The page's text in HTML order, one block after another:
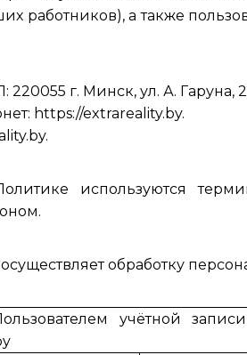
работников), а также
г. Минск, ул. А. Гаруна,
https://extrareality.by.
используются
обработку
учётной